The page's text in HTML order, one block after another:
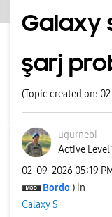
Galaxy
şarj
(Topic created on:
ugurnebi
Active Level
‎02-09-2026 05:19
Bordo ) in
Galaxy S